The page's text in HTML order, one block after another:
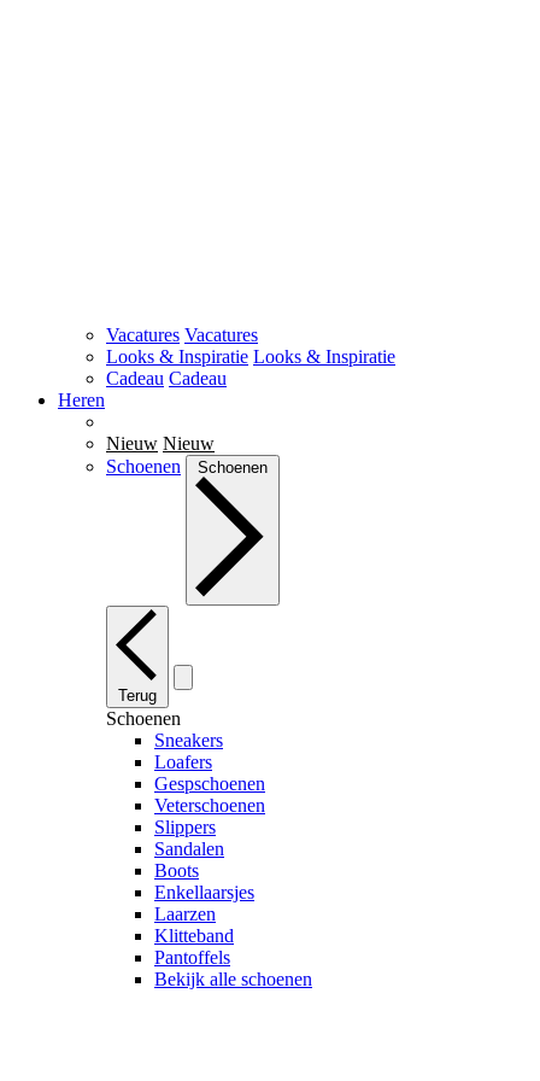
Vacatures Vacatures
Looks & Inspiratie Looks & Inspiratie
Cadeau Cadeau
Heren
Nieuw Nieuw
Schoenen
Schoenen
Terug
Schoenen
Sneakers
Loafers
Gespschoenen
Veterschoenen
Slippers
Sandalen
Boots
Enkellaarsjes
Laarzen
Klitteband
Pantoffels
Bekijk alle schoenen